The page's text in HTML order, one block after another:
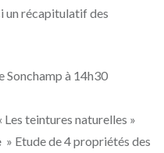
un récapitulatif des
Sonchamp à 14h30
Les teintures naturelles »
» Etude de 4 propriétés des